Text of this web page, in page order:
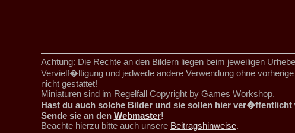
Achtung: Die Rechte an den Bildern liegen beim jeweiligen
Vervielf�ltigung und jedwede andere Verwendung ohne
nicht gestattet!
Miniaturen sind im Regelfall Copyright by Games Workshop.
Hast du auch solche Bilder und sie sollen hier ver�ffentlicht
Sende sie an den Webmaster!
Beachte hierzu bitte auch unsere Beitragshinweise.